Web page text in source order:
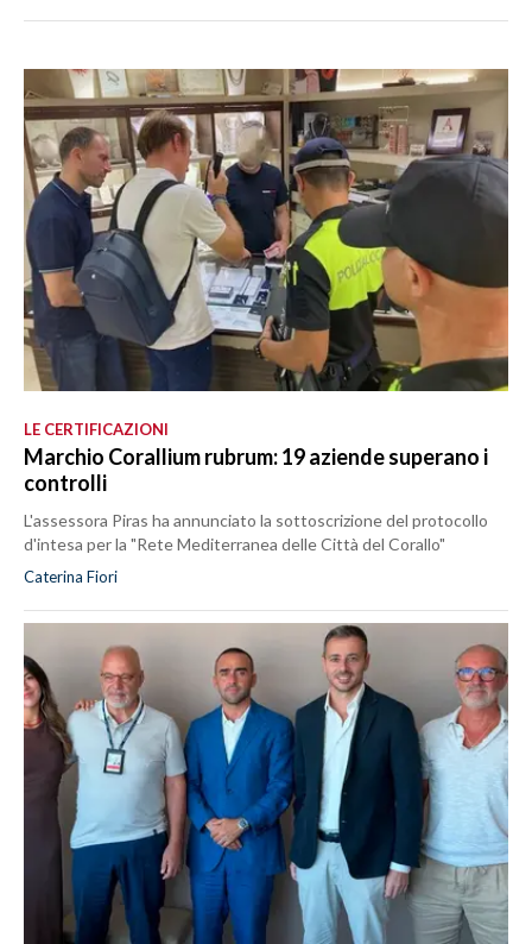
LE CERTIFICAZIONI
Marchio Corallium rubrum: 19 aziende superano i
controlli
L'assessora Piras ha annunciato la sottoscrizione del protocollo
d'intesa per la "Rete Mediterranea delle Città del Corallo"
Caterina Fiori